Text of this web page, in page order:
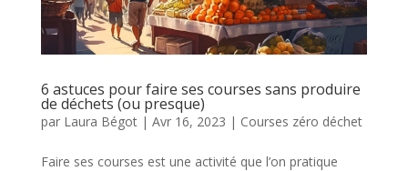
6 astuces pour faire ses courses sans produire
de déchets (ou presque)
par Laura Bégot| Avr 16, 2023 | Courses zéro déchet
Faire ses courses est une activité que l’on pratique